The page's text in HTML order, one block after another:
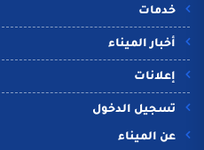
خدمات
أخبار الميناء
إعلانات
تسجيل الدخول
عن الميناء